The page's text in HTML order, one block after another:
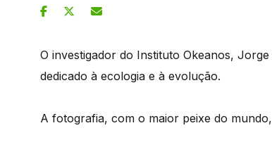
O investigador do Instituto Okeanos,
dedicado à ecologia e à evolução.
A fotografia, com o maior peixe do